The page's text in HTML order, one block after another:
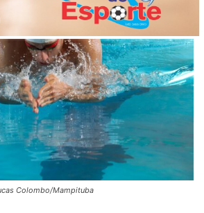
Colombo/Mampituba